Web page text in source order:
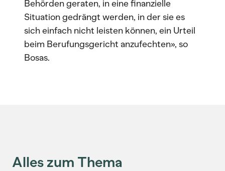
Behörden geraten, in eine finanzielle
Situation gedrängt werden, in der sie es
sich einfach nicht leisten können, ein Urteil
beim Berufungsgericht anzufechten», so
Bosas.
Alles zum Thema